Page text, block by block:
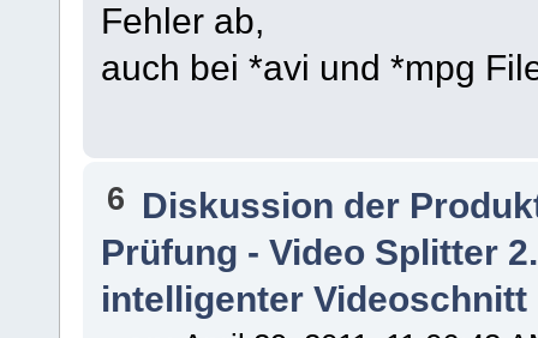
Fehler ab,
auch bei *avi und *mpg
6 Diskussion der
Prüfung - Video Splitter
intelligenter Videoschnitt